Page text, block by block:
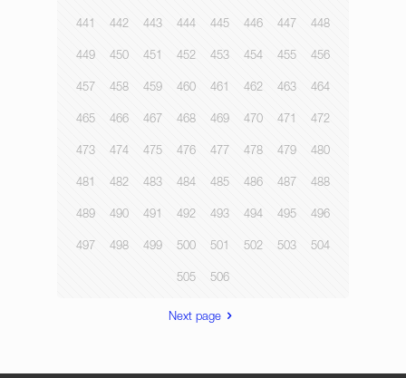
441 442 443 444 445 446 447 448
449 450 451 452 453 454 455 456
457 458 459 460 461 462 463 464
465 466 467 468 469 470 471 472
473 474 475 476 477 478 479 480
481 482 483 484 485 486 487 488
489 490 491 492 493 494 495 496
497 498 499 500 501 502 503 504
505 506
Next page